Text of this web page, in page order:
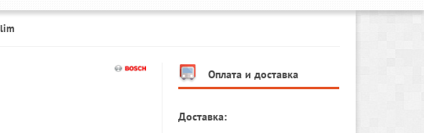
Оплата и доставка
Доставка: